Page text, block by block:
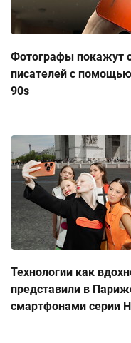
Фотографы покажут
писателей с
90s
Технологии как
представили в
смартфонами серии